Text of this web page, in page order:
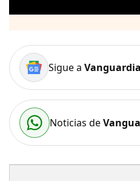
Sigue a Vanguardia
Noticias de